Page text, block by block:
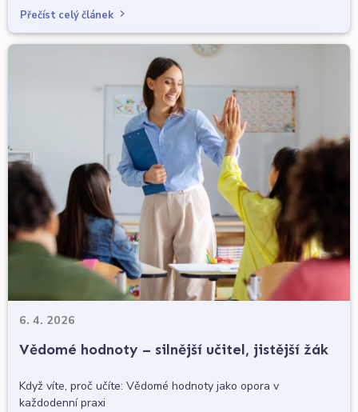
Přečíst celý článek
6. 4. 2026
Vědomé hodnoty – silnější učitel, jistější žák
Když víte, proč učíte: Vědomé hodnoty jako opora v
každodenní praxi